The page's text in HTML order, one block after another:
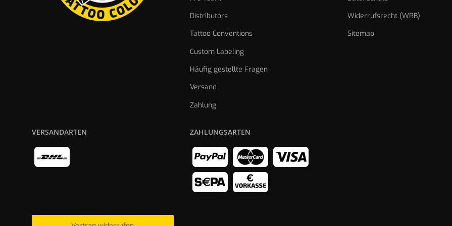
Distributors
Tattoo Conventions
Custom Labeling
Häufig gestellte Fragen
Versand
Zahlung
Widerrufsrecht (WRB)
Sitemap
VERSANDARTEN ZAHLUNGSARTEN